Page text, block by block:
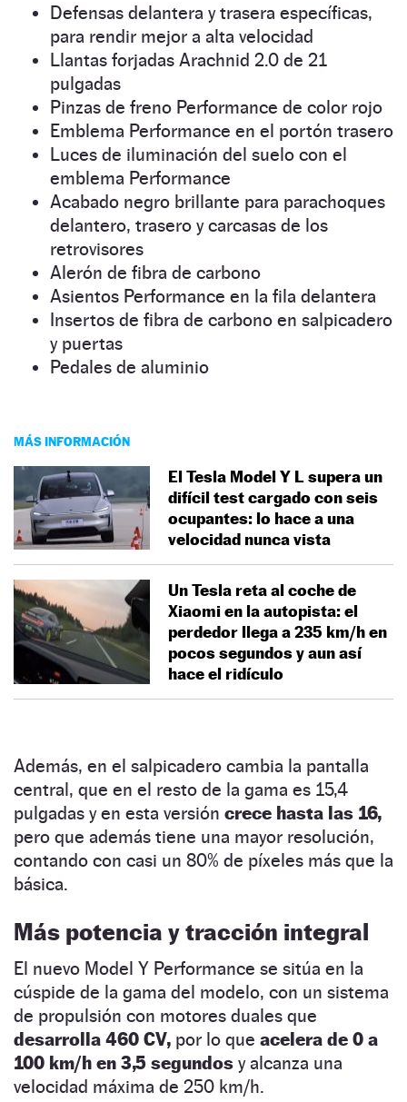
Defensas delantera y trasera específicas,
para rendir mejor a alta velocidad
Llantas forjadas Arachnid 2.0 de 21
pulgadas
Pinzas de freno Performance de color rojo
Emblema Performance en el portón trasero
Luces de iluminación del suelo con el
emblema Performance
Acabado negro brillante para parachoques
delantero, trasero y carcasas de los
retrovisores
Alerón de fibra de carbono
Asientos Performance en la fila delantera
Insertos de fibra de carbono en salpicadero
y puertas
Pedales de aluminio
MÁS INFORMACIÓN
El Tesla Model Y L supera un
difícil test cargado con seis
ocupantes: lo hace a una
velocidad nunca vista
Un Tesla reta al coche de
Xiaomi en la autopista: el
perdedor llega a 235 km/h en
pocos segundos y aun así
hace el ridículo
Además, en el salpicadero cambia la pantalla
central, que en el resto de la gama es 15,4
pulgadas y en esta versión crece hasta las 16,
pero que además tiene una mayor resolución,
contando con casi un 80% de píxeles más que la
básica.
Más potencia y tracción integral
El nuevo Model Y Performance se sitúa en la
cúspide de la gama del modelo, con un sistema
de propulsión con motores duales que
desarrolla 460 CV, por lo que acelera de 0 a
100 km/h en 3,5 segundos y alcanza una
velocidad máxima de 250 km/h.